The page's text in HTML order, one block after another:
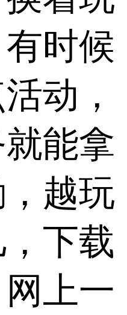
时候
动，
能拿
越玩
下载
上一